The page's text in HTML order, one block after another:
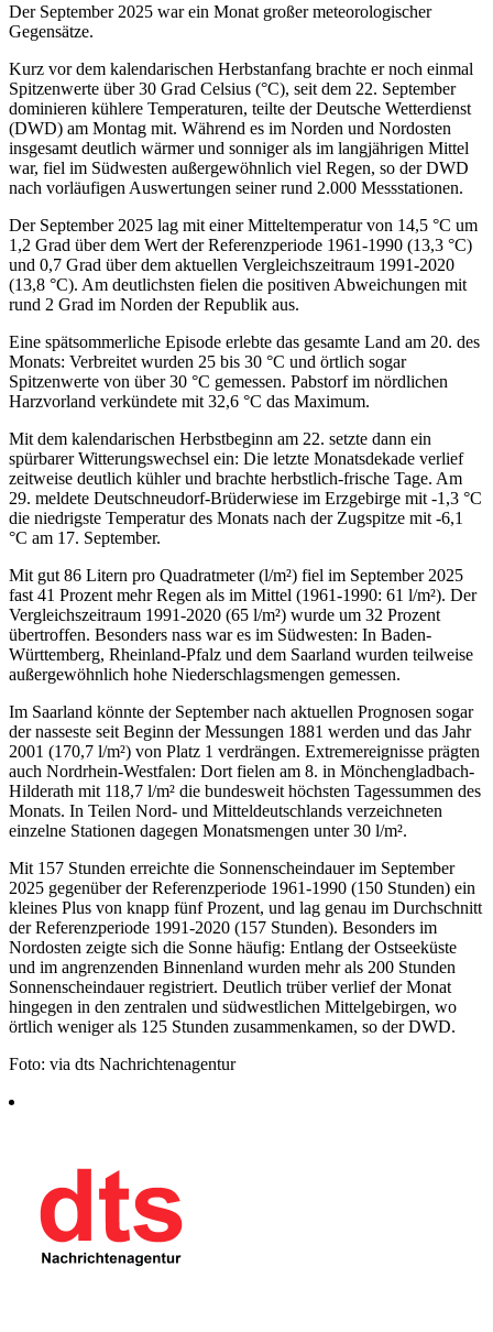
Der September 2025 war ein Monat großer meteorologischer
Gegensätze.
Kurz vor dem kalendarischen Herbstanfang brachte er noch einmal
Spitzenwerte über 30 Grad Celsius (°C), seit dem 22. September
dominieren kühlere Temperaturen, teilte der Deutsche Wetterdienst
(DWD) am Montag mit. Während es im Norden und Nordosten
insgesamt deutlich wärmer und sonniger als im langjährigen Mittel
war, fiel im Südwesten außergewöhnlich viel Regen, so der DWD
nach vorläufigen Auswertungen seiner rund 2.000 Messstationen.
Der September 2025 lag mit einer Mitteltemperatur von 14,5 °C um
1,2 Grad über dem Wert der Referenzperiode 1961-1990 (13,3 °C)
und 0,7 Grad über dem aktuellen Vergleichszeitraum 1991-2020
(13,8 °C). Am deutlichsten fielen die positiven Abweichungen mit
rund 2 Grad im Norden der Republik aus.
Eine spätsommerliche Episode erlebte das gesamte Land am 20. des
Monats: Verbreitet wurden 25 bis 30 °C und örtlich sogar
Spitzenwerte von über 30 °C gemessen. Pabstorf im nördlichen
Harzvorland verkündete mit 32,6 °C das Maximum.
Mit dem kalendarischen Herbstbeginn am 22. setzte dann ein
spürbarer Witterungswechsel ein: Die letzte Monatsdekade verlief
zeitweise deutlich kühler und brachte herbstlich-frische Tage. Am
29. meldete Deutschneudorf-Brüderwiese im Erzgebirge mit -1,3 °C
die niedrigste Temperatur des Monats nach der Zugspitze mit -6,1
°C am 17. September.
Mit gut 86 Litern pro Quadratmeter (l/m²) fiel im September 2025
fast 41 Prozent mehr Regen als im Mittel (1961-1990: 61 l/m²). Der
Vergleichszeitraum 1991-2020 (65 l/m²) wurde um 32 Prozent
übertroffen. Besonders nass war es im Südwesten: In Baden-
Württemberg, Rheinland-Pfalz und dem Saarland wurden teilweise
außergewöhnlich hohe Niederschlagsmengen gemessen.
Im Saarland könnte der September nach aktuellen Prognosen sogar
der nasseste seit Beginn der Messungen 1881 werden und das Jahr
2001 (170,7 l/m²) von Platz 1 verdrängen. Extremereignisse prägten
auch Nordrhein-Westfalen: Dort fielen am 8. in Mönchengladbach-
Hilderath mit 118,7 l/m² die bundesweit höchsten Tagessummen des
Monats. In Teilen Nord- und Mitteldeutschlands verzeichneten
einzelne Stationen dagegen Monatsmengen unter 30 l/m².
Mit 157 Stunden erreichte die Sonnenscheindauer im September
2025 gegenüber der Referenzperiode 1961-1990 (150 Stunden) ein
kleines Plus von knapp fünf Prozent, und lag genau im Durchschnitt
der Referenzperiode 1991-2020 (157 Stunden). Besonders im
Nordosten zeigte sich die Sonne häufig: Entlang der Ostseeküste
und im angrenzenden Binnenland wurden mehr als 200 Stunden
Sonnenscheindauer registriert. Deutlich trüber verlief der Monat
hingegen in den zentralen und südwestlichen Mittelgebirgen, wo
örtlich weniger als 125 Stunden zusammenkamen, so der DWD.
Foto: via dts Nachrichtenagentur